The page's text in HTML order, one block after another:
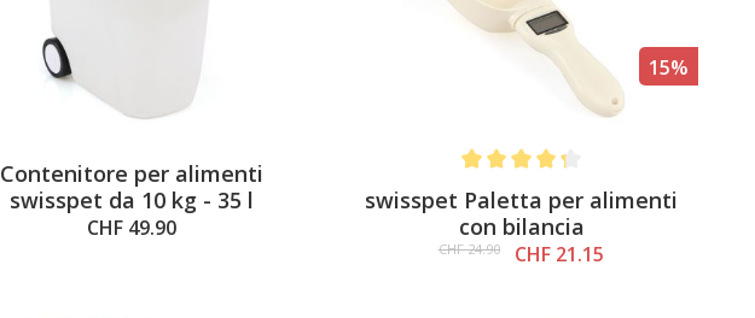
Contenitore per alimenti
swisspet da 10 kg - 35 l
CHF 49.90
15%
swisspet Paletta per alimenti
con bilancia
CHF 24.90 CHF 21.15